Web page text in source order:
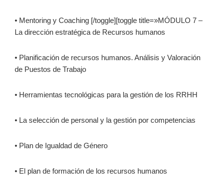
• Mentoring y Coaching [/toggle][toggle title=»MÓDULO 7 –
La dirección estratégica de Recursos humanos
• Planificación de recursos humanos. Análisis y Valoración
de Puestos de Trabajo
• Herramientas tecnológicas para la gestión de los RRHH
• La selección de personal y la gestión por competencias
• Plan de Igualdad de Género
• El plan de formación de los recursos humanos